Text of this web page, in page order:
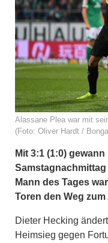
Alassane Plea war mit
(Foto: Oliver Hardt /
Mit 3:1 (1:0)
Mann des Tages
Toren den Weg
Dieter Hecking
Heimsieg gegen